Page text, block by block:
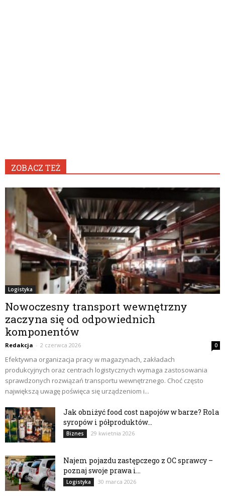
ZOBACZ TEŻ
Logistyka
Nowoczesny transport wewnętrzny
zaczyna się od odpowiednich
komponentów
Redakcja - 2 czerwca 2026 0
Efektywna organizacja pracy w magazynach, zakładach
produkcyjnych oraz centrach logistycznych wymaga zastosowania
sprawdzonych rozwiązań transportu wewnętrznego. Choć często
największą uwagę poświęca się urządzeniom i...
Jak obniżyć food cost napojów w barze? Rola
syropów i półproduktów...
Biznes 29 kwietnia 2026
Najem pojazdu zastępczego z OC sprawcy –
poznaj swoje prawa i...
Logistyka 30 marca 2026